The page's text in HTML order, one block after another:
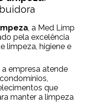
, a Med Limp
pela excelência
limpeza, higiene e
empresa atende
que
manter a limpeza